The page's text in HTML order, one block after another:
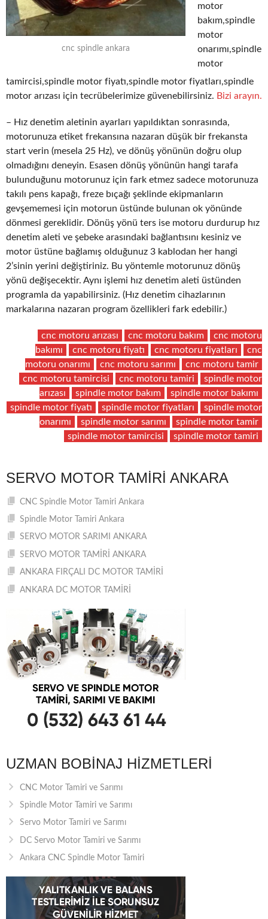
cnc spindle ankara
motor
bakım,spindle
motor
onarımı,spindle
motor
tamircisi,spindle motor fiyatı,spindle motor fiyatları,spindle
motor arızası için tecrübelerimize güvenebilirsiniz. Bizi arayın.
– Hız denetim aletinin ayarları yapıldıktan sonrasında,
motorunuza etiket frekansına nazaran düşük bir frekansta
start verin (mesela 25 Hz), ve dönüş yönünün doğru olup
olmadığını deneyin. Esasen dönüş yönünün hangi tarafa
bulunduğunu motorunuz için fark etmez sadece motorunuza
takılı pens kapağı, freze bıçağı şeklinde ekipmanların
gevşememesi için motorun üstünde bulunan ok yönünde
dönmesi gereklidir. Dönüş yönü ters ise motoru durdurup hız
denetim aleti ve şebeke arasındaki bağlantısını kesiniz ve
motor üstüne bağlamış olduğunuz 3 kablodan her hangi
2’sinin yerini değiştiriniz. Bu yöntemle motorunuz dönüş
yönü değişecektir. Aynı işlemi hız denetim aleti üstünden
programla da yapabilirsiniz. (Hız denetim cihazlarının
markalarına nazaran program özellikleri fark edebilir.)
cnc motoru arızası cnc motoru bakım
cnc motoru
bakımı
cnc motoru fiyatı cnc motoru fiyatları
cnc
motoru onarımı
cnc motoru sarımı
cnc motoru tamir
cnc motoru tamircisi
cnc motoru tamiri
spindle motor
arızası
spindle motor bakım
spindle motor bakımı
spindle motor fiyatı
spindle motor fiyatları
spindle motor
onarımı
spindle motor sarımı
spindle motor tamir
spindle motor tamircisi
spindle motor tamiri
SERVO MOTOR TAMIRI ANKARA
CNC Spindle Motor Tamiri Ankara
Spindle Motor Tamiri Ankara
SERVO MOTOR SARIMI ANKARA
SERVO MOTOR TAMİRİ ANKARA
ANKARA FIRÇALI DC MOTOR TAMİRİ
ANKARA DC MOTOR TAMİRİ
UZMAN BOBINAJ HIZMETLERI
CNC Motor Tamiri ve Sarımı
Spindle Motor Tamiri ve Sarımı
Servo Motor Tamiri ve Sarımı
DC Servo Motor Tamiri ve Sarımı
Ankara CNC Spindle Motor Tamiri